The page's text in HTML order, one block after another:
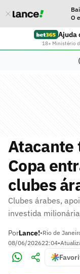
O
Ajuda
18+ Ministério
Atacante
Copa
clubes
Clubes árabes,
investida
PorLance!•Rio de
08/06/202622:04•